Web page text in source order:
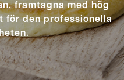
framtagna med hög
för den professionella